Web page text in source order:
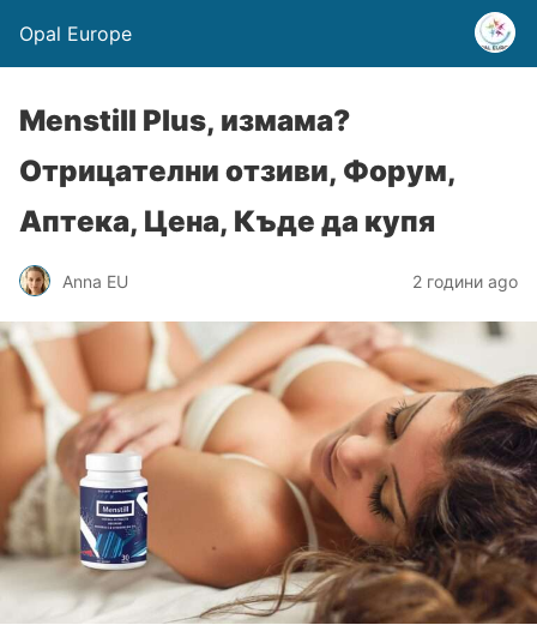
Opal Europe
Menstill Plus, измама?
Отрицателни отзиви, Форум,
Аптека, Цена, Къде да купя
Anna EU 2 години ago